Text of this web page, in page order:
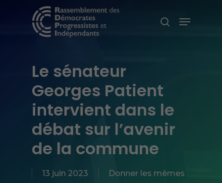
search
Menu
Le sénateur
Georges Patient
intervient dans le
débat sur l’avenir
de la commune
13 juin 2023
Donner les mêmes